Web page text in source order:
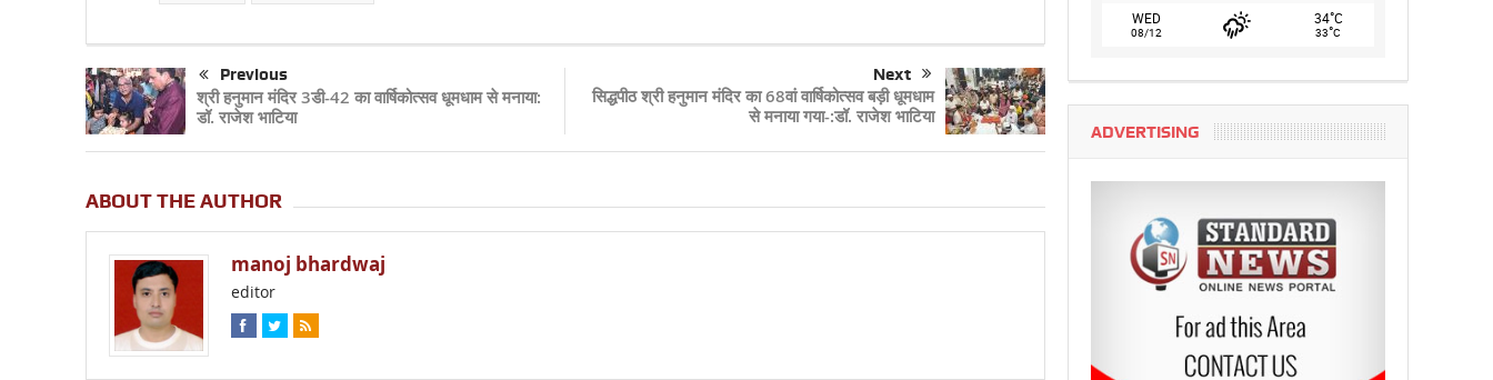
Previous
श्री हनुमान मंदिर 3डी-42 का वार्षिकोत्सव धूमधाम से मनाया:
डॉ. राजेश भाटिया
Next
सिद्धपीठ श्री हनुमान मंदिर का 68वां वार्षिकोत्सव बड़ी धूमधाम
से मनाया गया-:डॉ. राजेश भाटिया
ABOUT THE AUTHOR
manoj bhardwaj
editor
WED
08/12
34°C
33°C
ADVERTISING